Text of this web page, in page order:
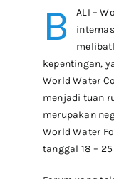
Espresso &
Storage &
B
ALI –
kepentingan,
World Water
menjadi tuan
merupakan
World Water
tanggal 18 –